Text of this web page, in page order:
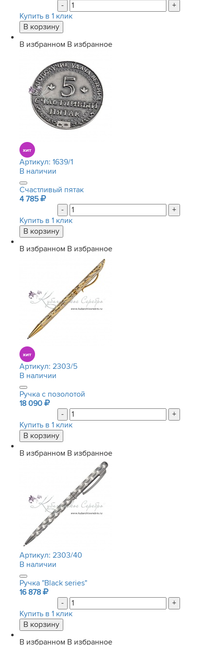
-
+
Купить в 1 клик
В избранном В избранное
Артикул: 1639/1
В наличии
Счастливый пятак
4 785
-
+
Купить в 1 клик
В избранном В избранное
Артикул: 2303/5
В наличии
Ручка с позолотой
18 090
-
+
Купить в 1 клик
В избранном В избранное
Артикул: 2303/40
В наличии
Ручка "Black series"
16 878
-
+
Купить в 1 клик
В избранном В избранное